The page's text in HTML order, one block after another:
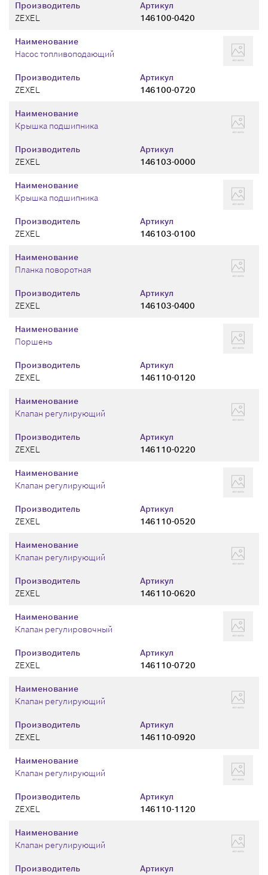
Производитель
ZEXEL
Артикул
146100-0420
Производитель
ZEXEL
Артикул
146100-0720
Наименование
Насос топливоподающий
Производитель
ZEXEL
Артикул
146103-0000
Наименование
Крышка подшипника
Производитель
ZEXEL
Артикул
146103-0100
Наименование
Крышка подшипника
Производитель
ZEXEL
Артикул
146103-0400
Наименование
Планка поворотная
Производитель
ZEXEL
Артикул
146110-0120
Наименование
Поршень
Производитель
ZEXEL
Артикул
146110-0220
Наименование
Клапан регулирующий
Производитель
ZEXEL
Артикул
146110-0520
Наименование
Клапан регулирующий
Производитель
ZEXEL
Артикул
146110-0620
Наименование
Клапан регулирующий
Производитель
ZEXEL
Артикул
146110-0720
Наименование
Клапан регулировочный
Производитель
ZEXEL
Артикул
146110-0920
Наименование
Клапан регулирующий
Производитель
ZEXEL
Артикул
146110-1120
Наименование
Клапан регулирующий
Производитель
Артикул
Наименование
Клапан регулирующий